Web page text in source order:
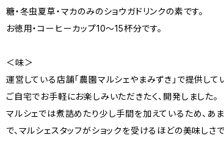
糖・冬虫夏草・マカのみのショウガドリンクの素です。
お徳用・コーヒーカップ10〜15杯分です。
＜味＞
運営している店舗「農園マルシェやまみずき」で提供して
ご自宅でお手軽にお楽しみいただきたく、開発しました。
マルシェでは煮詰めたり少し手間を加えているため、あ
で、マルシェスタッフがショックを受けるほどの美味しさで